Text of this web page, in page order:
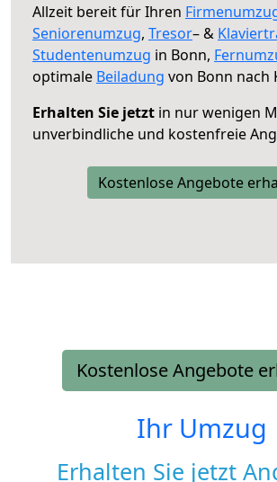
Allzeit bereit für Ihren
Seniorenumzug, Tresor– &
Studentenumzug in Bonn,
optimale Beiladung von Bonn nach
Erhalten Sie jetzt in nur wenigen
unverbindliche und kostenfreie
Kostenlose Angebote
Kostenlose Angebote
Ihr Umzug
Erhalten Sie jetzt